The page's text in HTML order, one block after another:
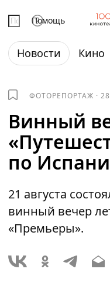
Помощь
Новости Кино
ФОТОРЕПОРТАЖ ·
Винный
по
21 августа
винный вечер
«Премьеры».